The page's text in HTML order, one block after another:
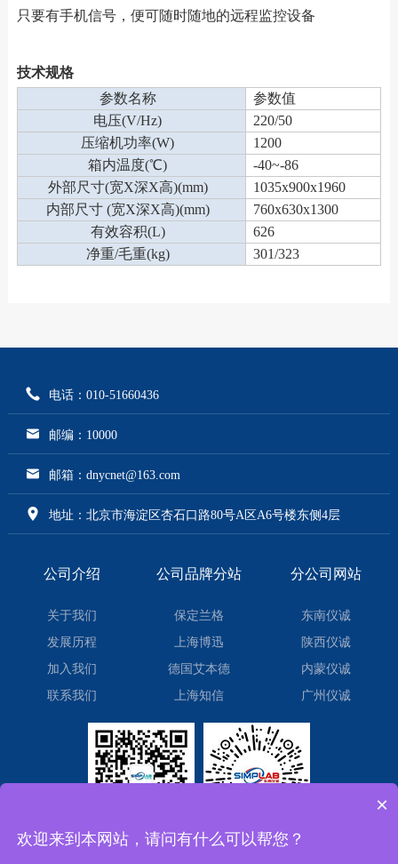
只要有手机信号，便可随时随地的远程监控设备
技术规格
参数名称
参数值
电压(V/Hz)
220/50
压缩机功率(W)
1200
箱内温度(℃)
-40~-86
外部尺寸(宽X深X高)(mm)
1035x900x1960
内部尺寸 (宽X深X高)(mm)
760x630x1300
有效容积(L)
626
净重/毛重(kg)
301/323
电话：010-51660436
邮编：10000
邮箱：dnycnet@163.com
地址：北京市海淀区杏石口路80号A区A6号楼东侧4层
公司介绍
关于我们
发展历程
加入我们
联系我们
公司品牌分站
保定兰格
上海博迅
德国艾本德
上海知信
分公司网站
东南仪诚
陕西仪诚
内蒙仪诚
广州仪诚
微信订阅号 微信小程序
×
欢迎来到本网站，请问有什么可以帮您？